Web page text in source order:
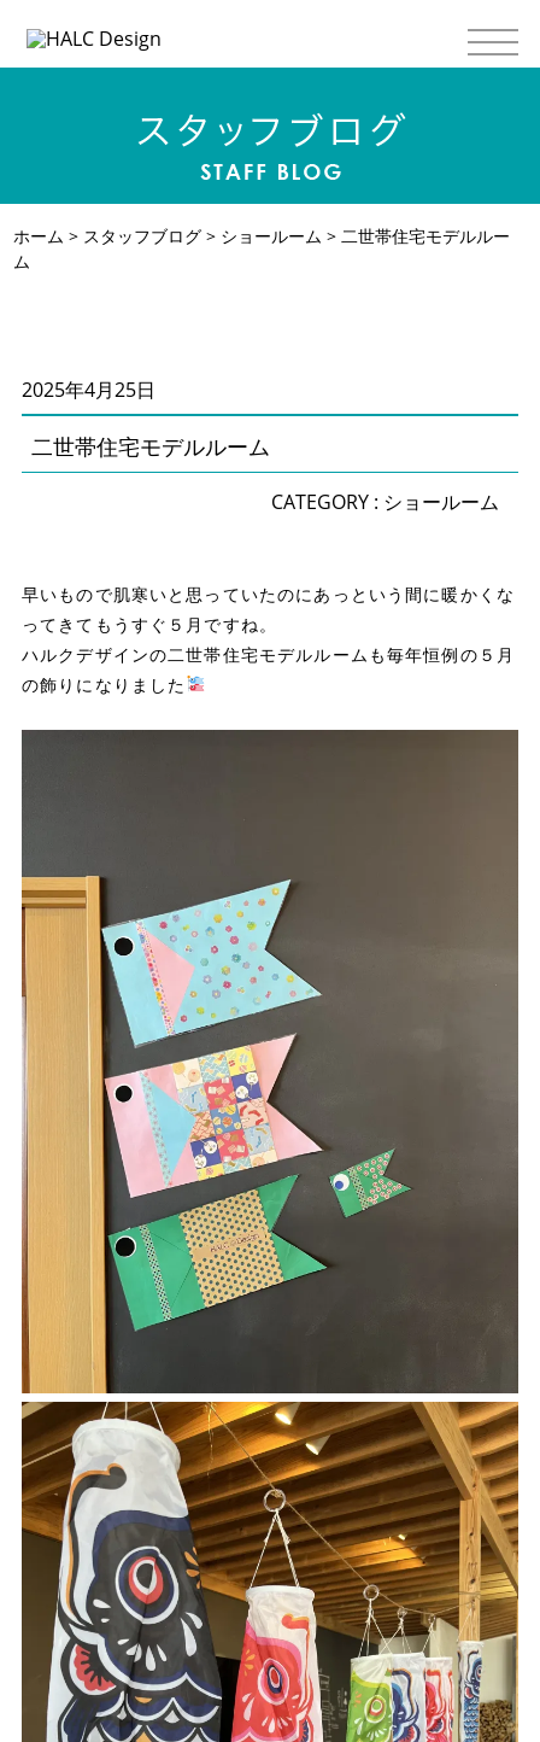
ホーム > スタッフブログ > ショールーム > 二世帯住宅モデルルー
ム
2025年4月25日
二世帯住宅モデルルーム
CATEGORY : ショールーム
早いもので肌寒いと思っていたのにあっという間に暖かくな
ってきてもうすぐ５月ですね。
ハルクデザインの二世帯住宅モデルルームも毎年恒例の５月
の飾りになりました